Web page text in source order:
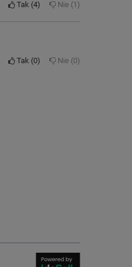
Tak 4 Nie 1
Tak 0 Nie 0